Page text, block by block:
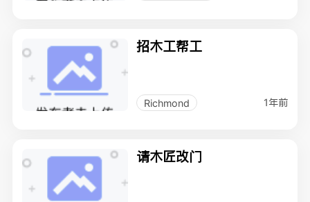
招木工帮工
Richmond 1年前
请木匠改门